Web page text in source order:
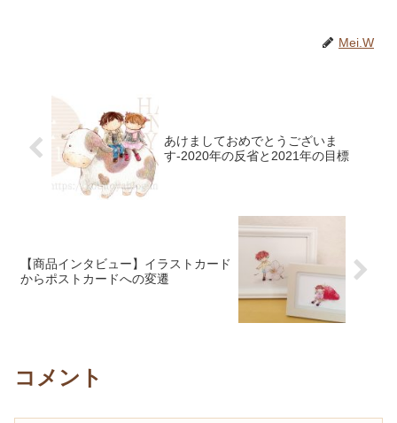
Mei.W
あけましておめでとうございま
す-2020年の反省と2021年の目標
【商品インタビュー】イラストカード
からポストカードへの変遷
コメント